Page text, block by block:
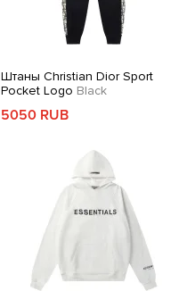
Штаны Christian Dior Sport
Pocket Logo Black
5050 RUB